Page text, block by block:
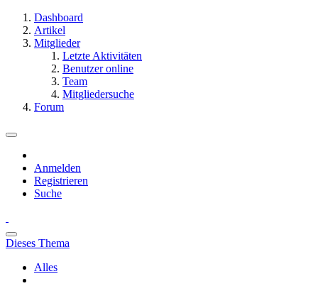
Dashboard
Artikel
Mitglieder
Letzte Aktivitäten
Benutzer online
Team
Mitgliedersuche
Forum
Anmelden
Registrieren
Suche
Dieses Thema
Alles